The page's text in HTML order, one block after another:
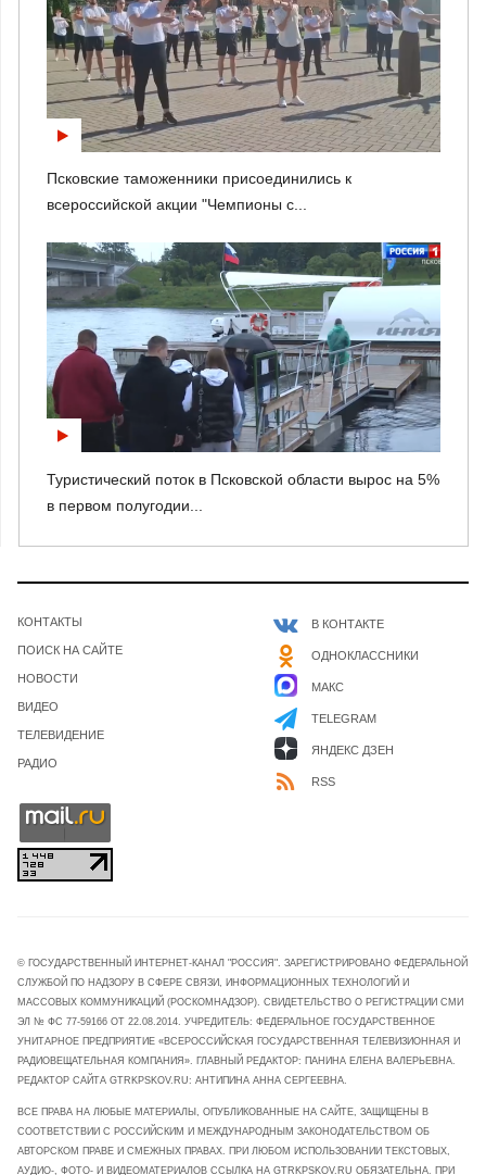
Псковские таможенники присоединились к
всероссийской акции "Чемпионы с...
Туристический поток в Псковской области вырос на 5%
в первом полугодии...
КОНТАКТЫ
ПОИСК НА САЙТЕ
НОВОСТИ
ВИДЕО
ТЕЛЕВИДЕНИЕ
РАДИО
В КОНТАКТЕ
ОДНОКЛАССНИКИ
МАКС
TELEGRAM
ЯНДЕКС ДЗЕН
RSS
© ГОСУДАРСТВЕННЫЙ ИНТЕРНЕТ-КАНАЛ "РОССИЯ". ЗАРЕГИСТРИРОВАНО ФЕДЕРАЛЬНОЙ
СЛУЖБОЙ ПО НАДЗОРУ В СФЕРЕ СВЯЗИ, ИНФОРМАЦИОННЫХ ТЕХНОЛОГИЙ И
МАССОВЫХ КОММУНИКАЦИЙ (РОСКОМНАДЗОР). СВИДЕТЕЛЬСТВО О РЕГИСТРАЦИИ СМИ
ЭЛ № ФС 77-59166 ОТ 22.08.2014. УЧРЕДИТЕЛЬ: ФЕДЕРАЛЬНОЕ ГОСУДАРСТВЕННОЕ
УНИТАРНОЕ ПРЕДПРИЯТИЕ «ВСЕРОССИЙСКАЯ ГОСУДАРСТВЕННАЯ ТЕЛЕВИЗИОННАЯ И
РАДИОВЕЩАТЕЛЬНАЯ КОМПАНИЯ». ГЛАВНЫЙ РЕДАКТОР: ПАНИНА ЕЛЕНА ВАЛЕРЬЕВНА.
РЕДАКТОР САЙТА GTRKPSKOV.RU: АНТИПИНА АННА СЕРГЕЕВНА.
ВСЕ ПРАВА НА ЛЮБЫЕ МАТЕРИАЛЫ, ОПУБЛИКОВАННЫЕ НА САЙТЕ, ЗАЩИЩЕНЫ В
СООТВЕТСТВИИ С РОССИЙСКИМ И МЕЖДУНАРОДНЫМ ЗАКОНОДАТЕЛЬСТВОМ ОБ
АВТОРСКОМ ПРАВЕ И СМЕЖНЫХ ПРАВАХ. ПРИ ЛЮБОМ ИСПОЛЬЗОВАНИИ ТЕКСТОВЫХ,
АУДИО-, ФОТО- И ВИДЕОМАТЕРИАЛОВ ССЫЛКА НА GTRKPSKOV.RU ОБЯЗАТЕЛЬНА. ПРИ